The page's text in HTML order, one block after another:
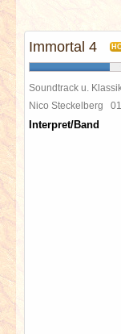
SPECIALS
REDAKTION
Immortal 4
Soundtrack u.
Nico Steckelberg
Interpret/Band